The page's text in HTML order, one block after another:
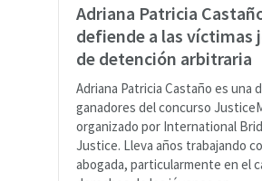
Adriana Patricia
defiende a las víctimas
de detención arbitraria
Adriana Patricia Castaño es una
ganadores del concurso
organizado por International
Justice. Lleva años trabajando
abogada, particularmente en el